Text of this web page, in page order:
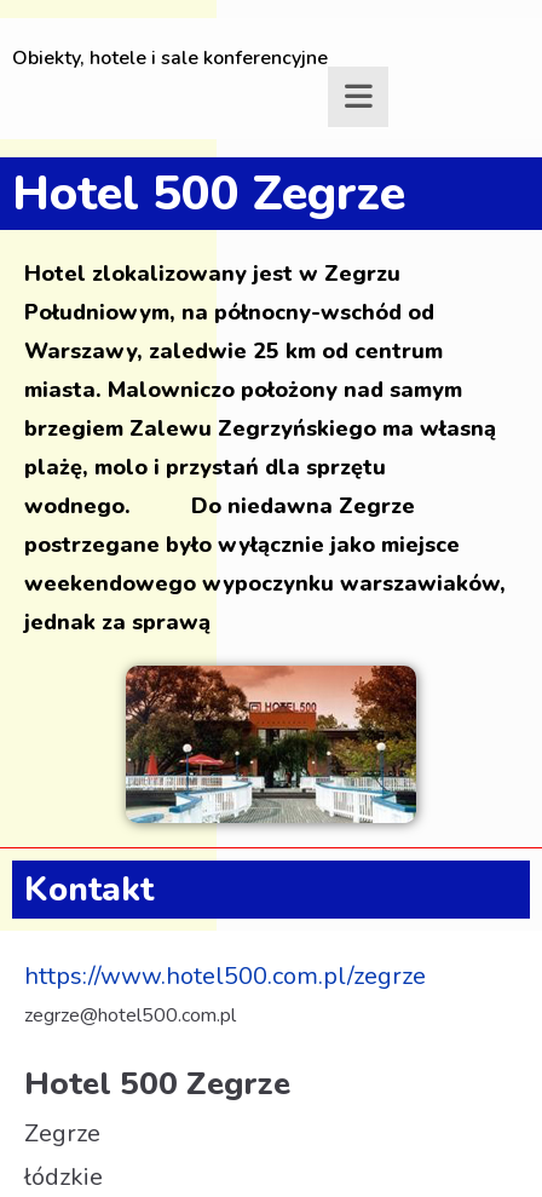
Obiekty, hotele i sale konferencyjne
Hotel 500 Zegrze
Hotel zlokalizowany jest w Zegrzu
Południowym, na północny-wschód od
Warszawy, zaledwie 25 km od centrum
miasta. Malowniczo położony nad samym
brzegiem Zalewu Zegrzyńskiego ma własną
plażę, molo i przystań dla sprzętu
wodnego. Do niedawna Zegrze
postrzegane było wyłącznie jako miejsce
weekendowego wypoczynku warszawiaków,
jednak za sprawą
Kontakt
https://www.hotel500.com.pl/zegrze
zegrze@hotel500.com.pl
Hotel 500 Zegrze
Zegrze
łódzkie